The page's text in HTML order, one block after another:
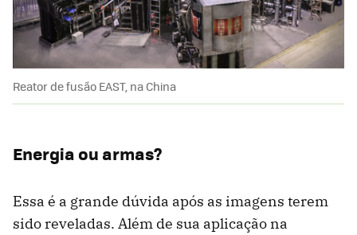
Reator de fusão EAST, na China
Energia ou armas?
Essa é a grande dúvida após as imagens terem
sido reveladas. Além de sua aplicação na